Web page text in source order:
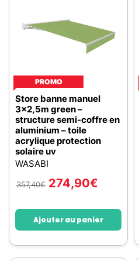
PROMO
Store banne manuel
3x2,5m green –
structure semi-coffre en
aluminium – toile
acrylique protection
solaire uv
WASABI
357,40€ 274,90€
Ajouter au panier